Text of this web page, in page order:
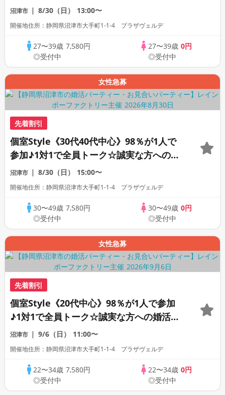
ーティー
沼津市 8/30（日） 13:00〜
開催地住所：静岡県沼津市大手町1-1-4 プラザヴェルデ
27〜39歳 7,580円
◎受付中
27〜39歳 0円
◎受付中
女性急募
先着割引
個室Style《30代40代中心》98％が1人で
参加♪1対1で全員トーク☆誠実な方への婚
活パーティー
沼津市 8/30（日） 15:00〜
開催地住所：静岡県沼津市大手町1-1-4 プラザヴェルデ
30〜49歳 7,580円
◎受付中
30〜49歳 0円
◎受付中
女性急募
先着割引
個室Style《20代中心》98％が1人で参加
♪1対1で全員トーク☆誠実な方への婚活パ
ーティー
沼津市 9/6（日） 11:00〜
開催地住所：静岡県沼津市大手町1-1-4 プラザヴェルデ
22〜34歳 7,580円
◎受付中
22〜34歳 0円
◎受付中